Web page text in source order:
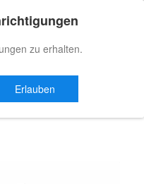
zu erhalten.
Erlauben